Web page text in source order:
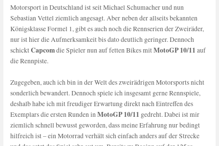
Motorsport in Deutschland ist seit Michael Schumacher und nun
Sebastian Vettel ziemlich angesagt. Aber neben der allseits bekannten
Königsklasse Formel 1, gibt es auch noch die Rennserien der Zweiräder,
nur ist hier die Aufmerksamkeit bis dato deutlich geringer. Dennoch
schicktCapcomdie Spieler nun auf fetten Bikes mitMotoGP 10/11 auf
die Rennpiste.
Zugegeben, auch ich bin in der Welt des zweirädrigen Motorsports nicht
sonderlich bewandert. Dennoch spiele ich insgesamt gerne Rennspiele,
deshalb habe ich mit freudiger Erwartung direkt nach Eintreffen des
Exemplars die ersten Runden inMotoGP 10/11 gedreht. Dabei ist mir
ziemlich schnell bewusst geworden, dass meine Erfahrung nur bedingt
hilfreich ist – ein Motorrad verhält sich einfach anders auf der Strecke